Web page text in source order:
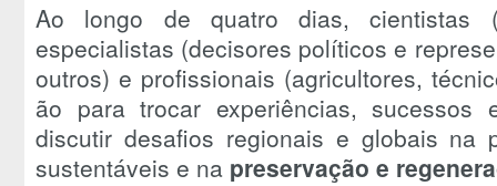
Ao longo de quatro dias, cientistas
especialistas (decisores políticos e
outros) e profissionais (agricultores,
ão para trocar experiências, sucessos
discutir desafios regionais e globais na
sustentáveis e na preservação e